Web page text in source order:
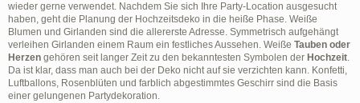
wieder gerne verwendet. Nachdem Sie sich Ihre Party-Location ausgesucht
haben, geht die Planung der Hochzeitsdeko in die heiße Phase. Weiße
Blumen und Girlanden sind die allererste Adresse. Symmetrisch aufgehängt
verleihen Girlanden einem Raum ein festliches Aussehen. Weiße Tauben oder
Herzen gehören seit langer Zeit zu den bekanntesten Symbolen der Hochzeit.
Da ist klar, dass man auch bei der Deko nicht auf sie verzichten kann. Konfetti,
Luftballons, Rosenblüten und farblich abgestimmtes Geschirr sind die Basis
einer gelungenen Partydekoration.